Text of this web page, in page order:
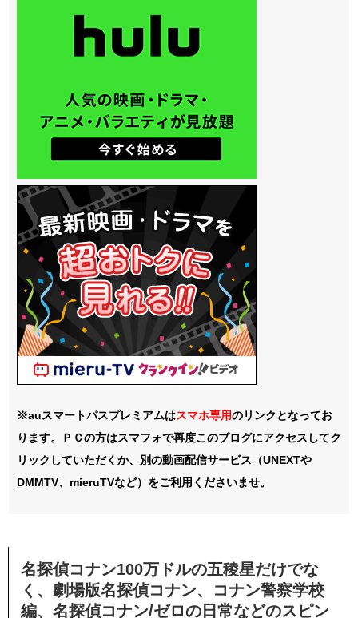
※auスマートパスプレミアムはスマホ専用のリンクとなってお
ります。ＰＣの方はスマフォで再度このブログにアクセスしてク
リックしていただくか、別の動画配信サービス（UNEXTや
DMMTV、mieruTVなど）をご利用くださいませ。
名探偵コナン100万ドルの五稜星だけでな
く、劇場版名探偵コナン、コナン警察学校
編、名探偵コナン/ゼロの日常などのスピン